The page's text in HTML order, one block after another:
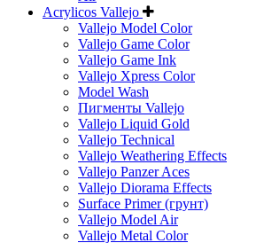
Acrylicos Vallejo
Vallejo Model Color
Vallejo Game Color
Vallejo Game Ink
Vallejo Xpress Color
Model Wash
Пигменты Vallejo
Vallejo Liquid Gold
Vallejo Technical
Vallejo Weathering Effects
Vallejo Panzer Aces
Vallejo Diorama Effects
Surface Primer (грунт)
Vallejo Model Air
Vallejo Metal Color